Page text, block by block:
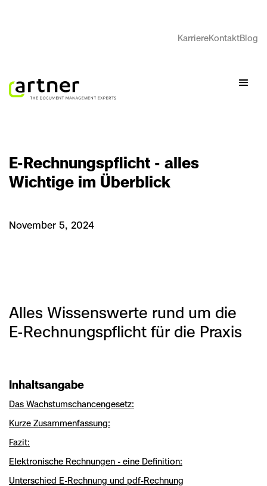
KarriereKontaktBlog
E-Rechnungspflicht - alles
Wichtige im Überblick
November 5, 2024
Alles Wissenswerte rund um die
E-Rechnungspflicht für die Praxis
Inhaltsangabe
Das Wachstumschancengesetz:
Kurze Zusammenfassung:
Fazit:
Elektronische Rechnungen - eine Definition:
Unterschied E-Rechnung und pdf-Rechnung